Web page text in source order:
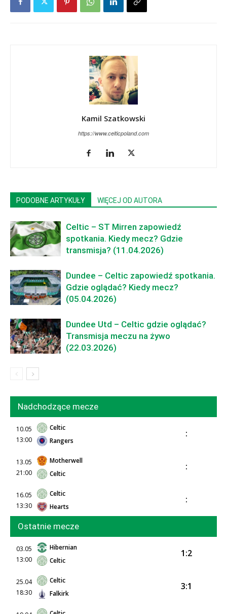
Kamil Szatkowski
https://www.celticpoland.com
PODOBNE ARTYKUŁY WIĘCEJ OD AUTORA
Celtic – ST Mirren zapowiedź
spotkania. Kiedy mecz? Gdzie
transmisja? (11.04.2026)
Dundee – Celtic zapowiedź spotkania.
Gdzie oglądać? Kiedy mecz?
(05.04.2026)
Dundee Utd – Celtic gdzie oglądać?
Transmisja meczu na żywo
(22.03.2026)
Nadchodzące mecze
10.05
13:00
Celtic
Rangers
:
13.05
21:00
Motherwell
Celtic
:
16.05
13:30
Celtic
Hearts
:
Ostatnie mecze
03.05
13:00
Hibernian
Celtic
1:2
25.04
18:30
Celtic
Falkirk
3:1